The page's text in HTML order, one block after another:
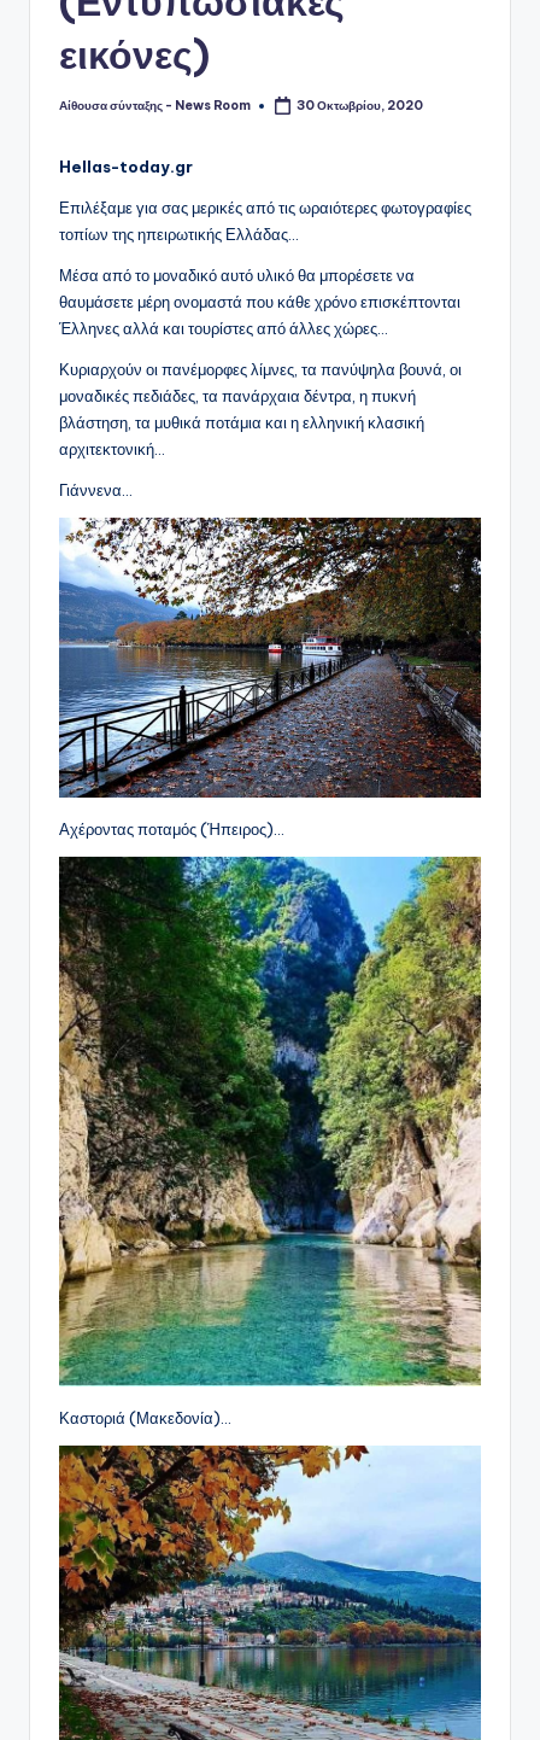
εικόνες)
Συγγραφέας:
Αίθουσα σύνταξης - News Room 30 Οκτωβρίου, 2020
Hellas-today.gr
Επιλέξαμε για σας μερικές από τις ωραιότερες φωτογραφίες
τοπίων της ηπειρωτικής Ελλάδας…
Μέσα από το μοναδικό αυτό υλικό θα μπορέσετε να
θαυμάσετε μέρη ονομαστά που κάθε χρόνο επισκέπτονται
Έλληνες αλλά και τουρίστες από άλλες χώρες…
Κυριαρχούν οι πανέμορφες λίμνες, τα πανύψηλα βουνά, οι
μοναδικές πεδιάδες, τα πανάρχαια δέντρα, η πυκνή
βλάστηση, τα μυθικά ποτάμια και η ελληνική κλασική
αρχιτεκτονική…
Γιάννενα…
Αχέροντας ποταμός (Ήπειρος)…
Καστοριά (Μακεδονία)…